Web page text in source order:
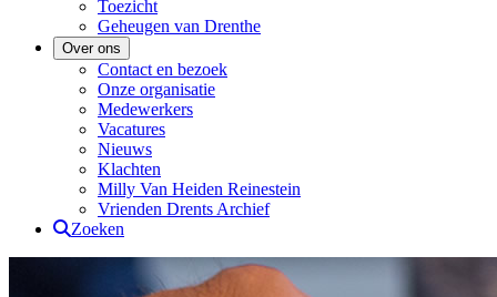
Toezicht
Geheugen van Drenthe
Over ons
Contact en bezoek
Onze organisatie
Medewerkers
Vacatures
Nieuws
Klachten
Milly Van Heiden Reinestein
Vrienden Drents Archief
Zoeken
Drents Archief